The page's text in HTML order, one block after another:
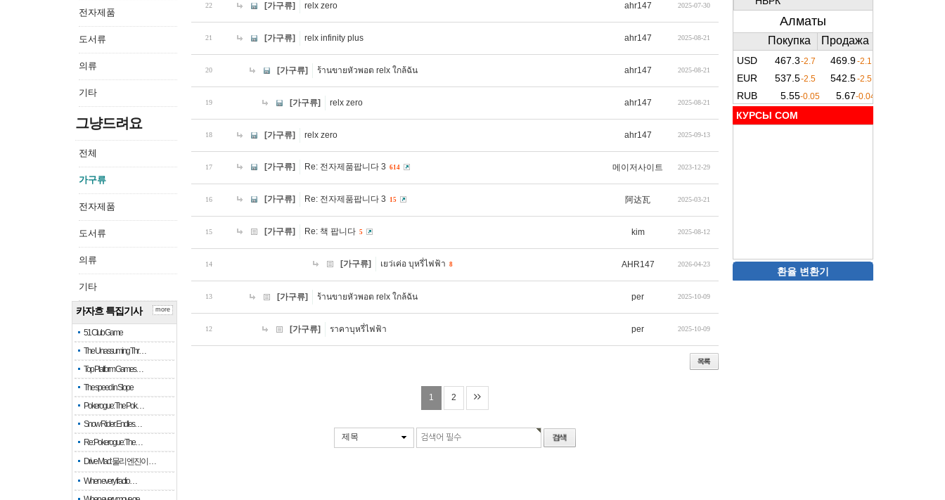
전자제품
도서류
의류
기타
그냥드려요
전체
가구류
전자제품
도서류
의류
기타
카자흐 특집기사
51 Club Game
The Unassuming Thr…
Top Platform Games…
The speed in Slope
Pokerogue: The Pok…
Snow Rider: Endles…
Re: Pokerogue: The…
Drive Mad: 물리 엔진이 …
When every fractio…
more
22 [가구류] relx zero ahr147 2025-07-30
21 [가구류] relx infinity plus ahr147 2025-08-21
20 [가구류] ร้านขายหัวพอต relx ใกล้ฉัน ahr147 2025-08-21
19 [가구류] relx zero ahr147 2025-08-21
18 [가구류] relx zero ahr147 2025-09-13
17 [가구류] Re: 전자제품팝니다 3 614 메이저사이트 2023-12-29
16 [가구류] Re: 전자제품팝니다 3 15 阿达瓦 2025-03-21
15 [가구류] Re: 책 팝니다 5 kim 2025-08-12
14 [가구류] เยว่เค่อ บุหรี่ไฟฟ้า 8 AHR147 2026-04-23
13 [가구류] ร้านขายหัวพอต relx ใกล้ฉัน per 2025-10-09
12 [가구류] ราคาบุหรี่ไฟฟ้า per 2025-10-09
1 2
제목
КУРСЫ COM
환율 변환기